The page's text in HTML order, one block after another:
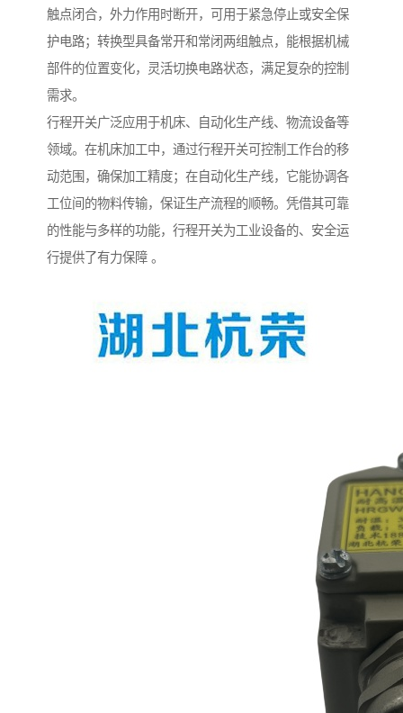
触点闭合，外力作用时断开，可用于紧急停止或安全保
护电路；转换型具备常开和常闭两组触点，能根据机械
部件的位置变化，灵活切换电路状态，满足复杂的控制
需求。
行程开关广泛应用于机床、自动化生产线、物流设备等
领域。在机床加工中，通过行程开关可控制工作台的移
动范围，确保加工精度；在自动化生产线，它能协调各
工位间的物料传输，保证生产流程的顺畅。凭借其可靠
的性能与多样的功能，行程开关为工业设备的、安全运
行提供了有力保障 。